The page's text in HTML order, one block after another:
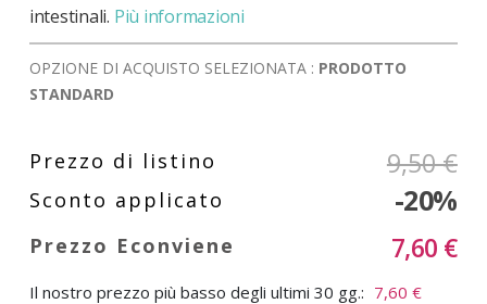
intestinali. Più informazioni
OPZIONE DI ACQUISTO SELEZIONATA : PRODOTTO
STANDARD
9,50 €
-20%
7,60 €
Il nostro prezzo più basso degli ultimi 30 gg.: 7,60 €